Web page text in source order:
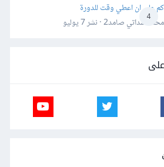
4
كم علي ان اعطي وقت للدورة
محمد سداتي صامد2 · نشر
7 يوليو